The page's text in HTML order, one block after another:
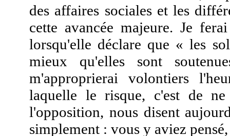
des affaires sociales et les
cette avancée majeure. Je
lorsqu'elle déclare que « les
mieux qu'elles sont
m'approprierai volontiers
laquelle le risque, c'est de
l'opposition, nous disent
simplement : vous y aviez